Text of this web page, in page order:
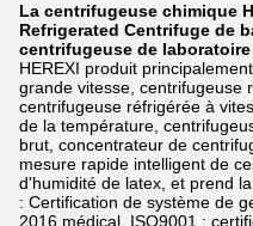
La centrifugeuse chimique
Refrigerated Centrifuge de
centrifugeuse de
HEREXI produit
grande vitesse, centrifugeuse
centrifugeuse réfrigérée à
de la température,
brut, concentrateur de
mesure rapide intelligent de
d'humidité de latex, et prend
: Certification de système de
2016 médical, ISO9001 :